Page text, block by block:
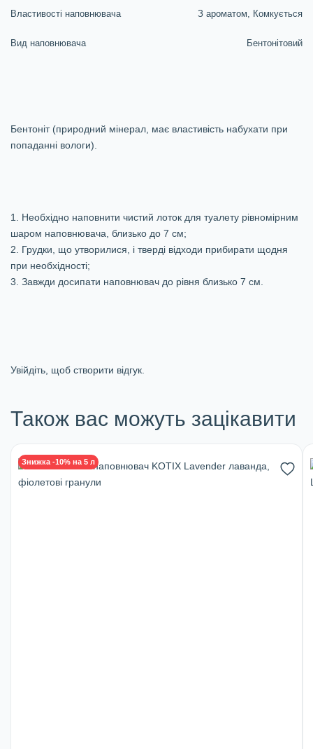
Властивості наповнювача З ароматом, Комкується
Вид наповнювача Бентонітовий
Бентоніт (природний мінерал, має властивість набухати при
попаданні вологи).
1. Необхідно наповнити чистий лоток для туалету рівномірним
шаром наповнювача, близько до 7 см;
2. Грудки, що утворилися, і тверді відходи прибирати щодня
при необхідності;
3. Завжди досипати наповнювач до рівня близько 7 см.
Увійдіть, щоб створити відгук.
Також вас можуть зацікавити
Знижка -10% на 5 л